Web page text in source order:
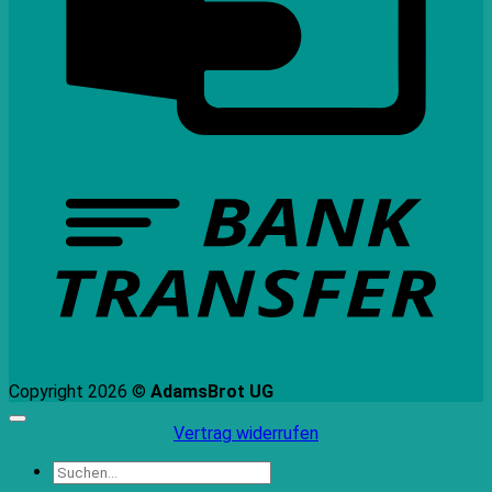
Copyright 2026 © AdamsBrot UG
Vertrag widerrufen
Suchen